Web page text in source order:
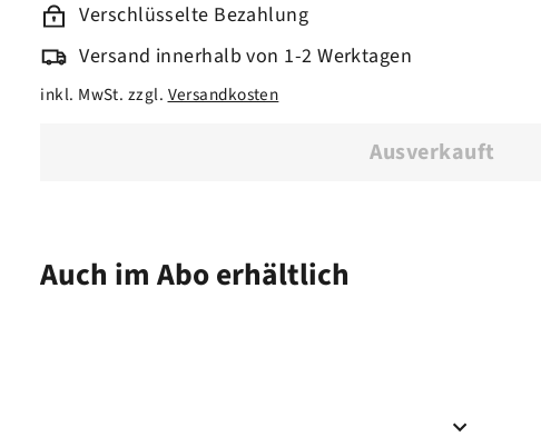
Verschlüsselte Bezahlung
Versand innerhalb von 1-2 Werktagen
inkl. MwSt. zzgl. Versandkosten
Ausverkauft
Auch im Abo erhältlich